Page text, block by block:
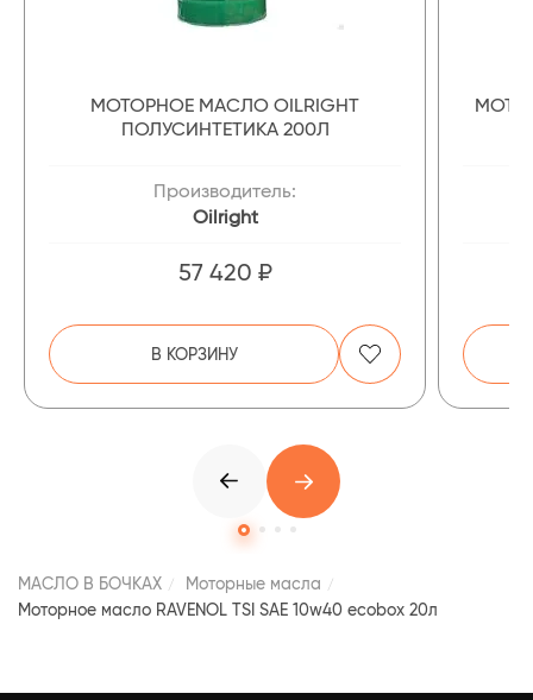
МОТОРНОЕ МАСЛО OILRIGHT
ПОЛУСИНТЕТИКА 200Л
Производитель:
Oilright
57 420 ₽
В КОРЗИНУ
МАСЛО В БОЧКАХ
Моторные масла
Моторное масло RAVENOL TSI SAE 10w40 ecobox 20л